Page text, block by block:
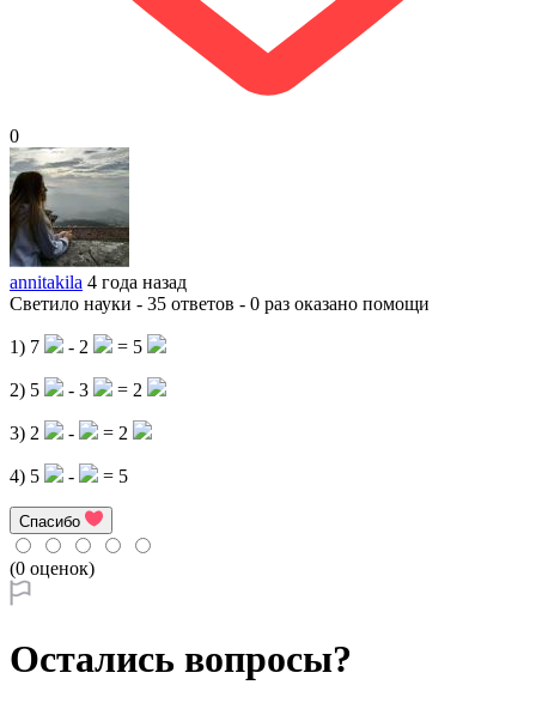
0
annitakila 4 года назад
Светило науки - 35 ответов - 0 раз оказано помощи
1) 7 - 2 = 5
2) 5 - 3 = 2
3) 2 - = 2
4) 5 - = 5
Спасибо
(0 оценок)
Остались вопросы?